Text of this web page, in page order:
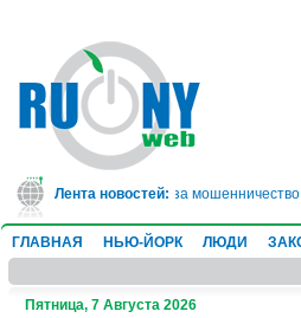
Лента новостей:
в тюрьму на 10 лет за
ГЛАВНАЯ НЬЮ-ЙОРК ЛЮДИ
Пятница, 7 Августа 2026